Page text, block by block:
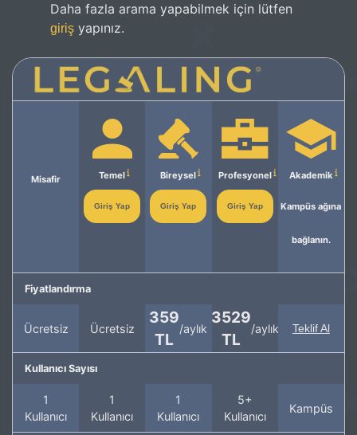
Daha fazla arama yapabilmek için lütfen
giriş yapınız.
Misafir Temel
Giriş Yap
Bireysel
Giriş Yap
Profesyonel
Giriş Yap
Akademik
Kampüs ağına
bağlanın.
Fiyatlandırma
Ücretsiz Ücretsiz
359
TL
/aylık
3529
TL
/aylık Teklif Al
Kullanıcı Sayısı
1
Kullanıcı
1
Kullanıcı
1
Kullanıcı
5+
Kullanıcı
Kampüs